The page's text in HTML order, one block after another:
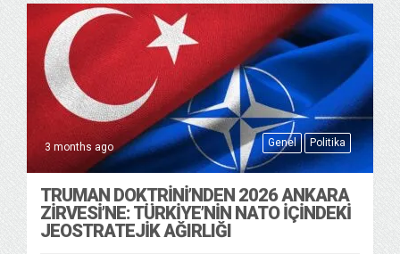
Genel Politika
3 months ago
TRUMAN DOKTRINI’NDEN 2026 ANKARA
ZIRVESI’NE: TÜRKIYE’NIN NATO İÇINDEKI
JEOSTRATEJIK AĞIRLIĞI